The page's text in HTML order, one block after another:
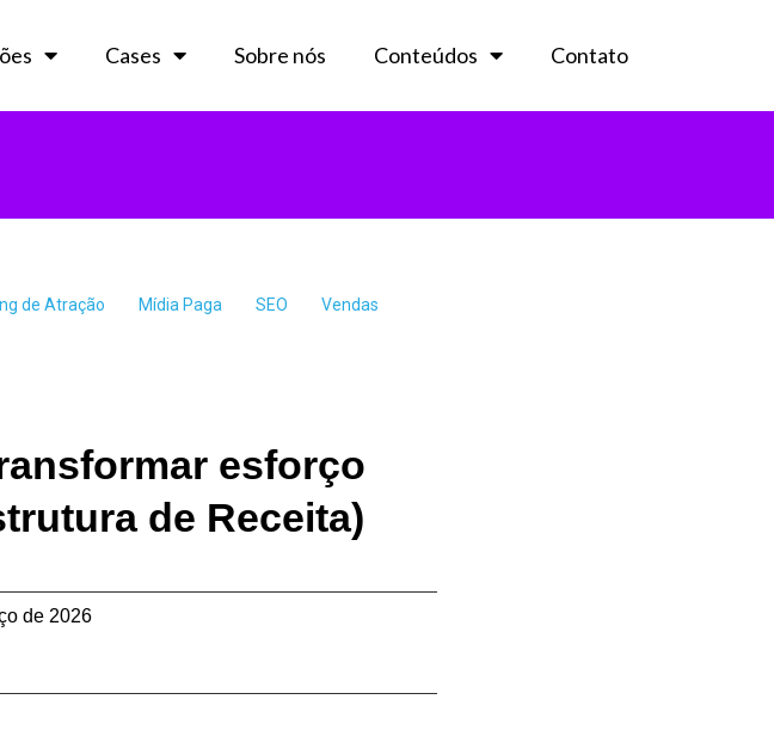
Cases Sobre nós Conteúdos Contato
de Atração Mídia Paga SEO Vendas
esforço
de Receita)
de 2026